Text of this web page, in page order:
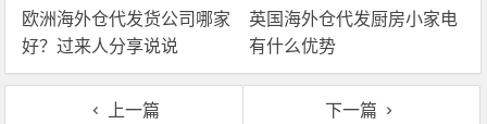
欧洲海外仓代发货公司哪家
好？过来人分享说说
英国海外仓代发厨房小家电
有什么优势
上一篇
下一篇